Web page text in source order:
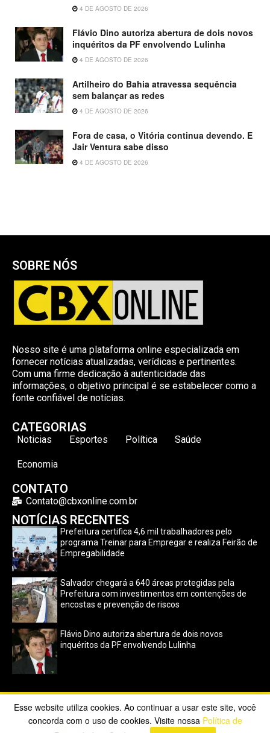
4 DE AGOSTO DE 2026
Flávio Dino autoriza abertura de dois novos
inquéritos da PF envolvendo Lulinha
4 DE AGOSTO DE 2026
Artilheiro do Bahia atravessa sequência
sem balançar as redes
4 DE AGOSTO DE 2026
Fora de casa, o Vitória continua devendo. E
Jair Ventura sabe disso
4 DE AGOSTO DE 2026
SOBRE NÓS
Nosso site é uma plataforma online especializada em
fornecer notícias atualizadas, verídicas e pertinentes.
Com uma firme dedicação à autenticidade das
informações, o objetivo principal é se estabelecer como a
fonte confiável de notícias.
CATEGORIAS
Noticias Esportes Política Saúde
Economia
CONTATO
Contato@cbxonline.com.br
NOTÍCIAS RECENTES
Prefeitura certifica 4,6 mil trabalhadores pelo
programa Treinar para Empregar e realiza Feirão de
Empregabilidade
Salvador chegará a 640 áreas protegidas pela
Prefeitura com investimentos em contenções de
encostas e prevenção de riscos
Flávio Dino autoriza abertura de dois novos
inquéritos da PF envolvendo Lulinha
Copyright ©2023 CBX Online. Todos os direitos reservados |
Desenvolvido porPoppy Sites.
Esse website utiliza cookies. Ao continuar a usar este site, você
concorda com o uso de cookies. Visite nossa Política de